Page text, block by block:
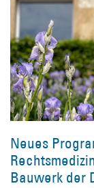
Neues
Bauwerk der